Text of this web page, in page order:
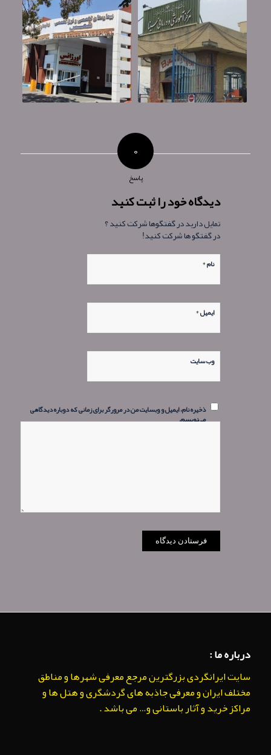
۰
پاسخ
دیدگاه خود را ثبت کنید
تمایل دارید در گفتگوها شرکت کنید ؟
در گفتگو ها شرکت کنید!
نام*
ایمیل*
وب‌ سایت
ذخیره نام، ایمیل و وبسایت من در مرورگر برای زمانی که دوباره دیدگاهی
می‌نویسم.
درباره ما :
سایت ایرانگردی بزرگترین مرجع معرفی شهرها و مناطق
مختلف ایران و معرفی جاذبه های گردشگری و هتل ها و
مراکز خرید و آثار باستانی و… می باشد .